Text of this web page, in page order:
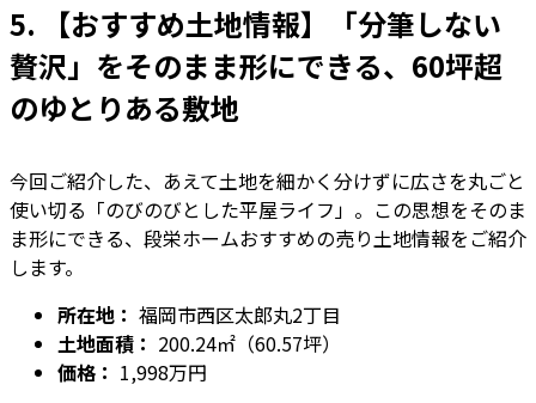
5. 【おすすめ土地情報】「分筆しない
贅沢」をそのまま形にできる、60坪超
のゆとりある敷地
今回ご紹介した、あえて土地を細かく分けずに広さを丸ごと
使い切る「のびのびとした平屋ライフ」。この思想をそのま
ま形にできる、段栄ホームおすすめの売り土地情報をご紹介
します。
所在地： 福岡市西区太郎丸2丁目
土地面積： 200.24㎡（60.57坪）
価格： 1,998万円